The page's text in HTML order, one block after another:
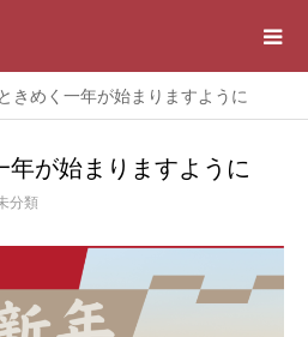
きめく一年が始まりますように
年が始まりますように
分類